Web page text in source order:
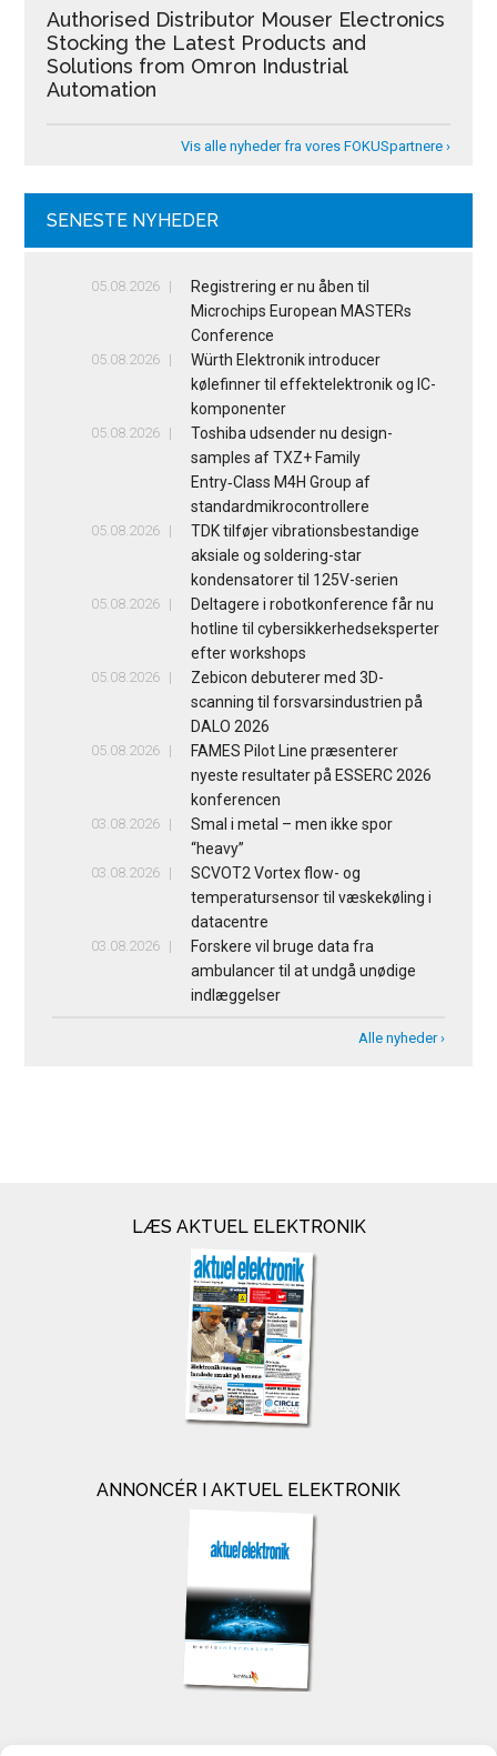
Authorised Distributor Mouser Electronics
Stocking the Latest Products and
Solutions from Omron Industrial
Automation
Vis alle nyheder fra vores FOKUSpartnere ›
SENESTE NYHEDER
05.08.2026
Registrering er nu åben til
Microchips European MASTERs
Conference
05.08.2026
Würth Elektronik introducer
kølefinner til effektelektronik og IC-
komponenter
05.08.2026
Toshiba udsender nu design-
samples af TXZ+ Family
Entry‑Class M4H Group af
standardmikrocontrollere
05.08.2026
TDK tilføjer vibrationsbestandige
aksiale og soldering-star
kondensatorer til 125V-serien
05.08.2026
Deltagere i robotkonference får nu
hotline til cybersikkerhedseksperter
efter workshops
05.08.2026
Zebicon debuterer med 3D-
scanning til forsvarsindustrien på
DALO 2026
05.08.2026
FAMES Pilot Line præsenterer
nyeste resultater på ESSERC 2026
konferencen
03.08.2026
Smal i metal – men ikke spor
“heavy”
03.08.2026
SCVOT2 Vortex flow- og
temperatursensor til væskekøling i
datacentre
03.08.2026
Forskere vil bruge data fra
ambulancer til at undgå unødige
indlæggelser
Alle nyheder ›
LÆS AKTUEL ELEKTRONIK
ANNONCÉR I AKTUEL ELEKTRONIK